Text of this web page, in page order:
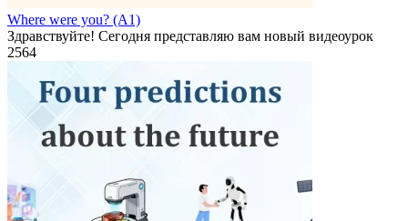
Where were you? (A1)
Здравствуйте! Сегодня представляю вам новый видеоурок
2564